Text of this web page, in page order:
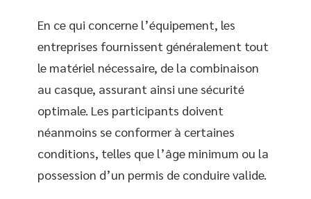
En ce qui concerne l’équipement, les
entreprises fournissent généralement tout
le matériel nécessaire, de la combinaison
au casque, assurant ainsi une sécurité
optimale. Les participants doivent
néanmoins se conformer à certaines
conditions, telles que l’âge minimum ou la
possession d’un permis de conduire valide.